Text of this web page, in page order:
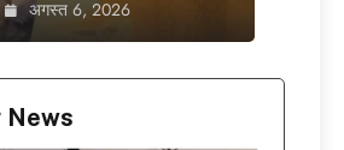
अगस्त 6, 2026
News